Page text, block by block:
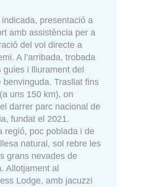
indicada, presentació a
amb assistència per a
del vol directe a
A l’arribada, trobada
guies i lliurament del
benvinguda. Trasllat fins
uns 150 km), on
el darrer parc nacional de
fundat el 2021.
regió, poc poblada i de
natural, sol rebre les
grans nevades de
Allotjament al
Lodge, amb jacuzzi